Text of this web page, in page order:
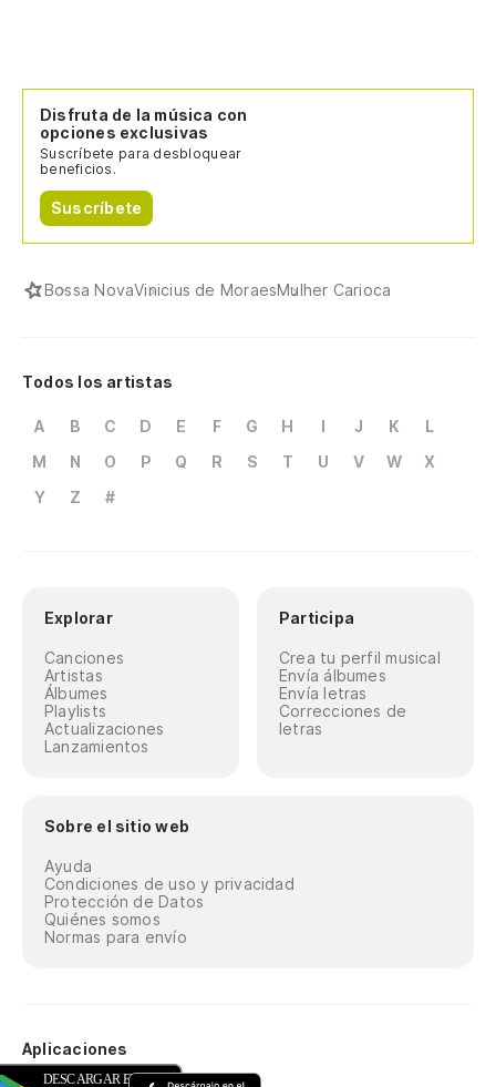
Disfruta de la música con
opciones exclusivas
Suscríbete para desbloquear
beneficios.
Suscríbete
Bossa NovaVinicius de MoraesMulher Carioca
Todos los artistas
A B C D E F G H I J K
L
M
N O P Q R S T U V W
X
Y
Z #
Explorar
Canciones
Artistas
Álbumes
Playlists
Actualizaciones
Lanzamientos
Participa
Crea tu perfil musical
Envía álbumes
Envía letras
Correcciones de
letras
Sobre el sitio web
Ayuda
Condiciones de uso y privacidad
Protección de Datos
Quiénes somos
Normas para envío
Aplicaciones